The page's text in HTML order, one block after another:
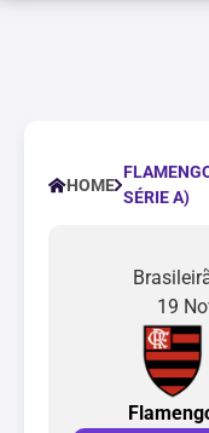
HOME
SÉRIE A)
19